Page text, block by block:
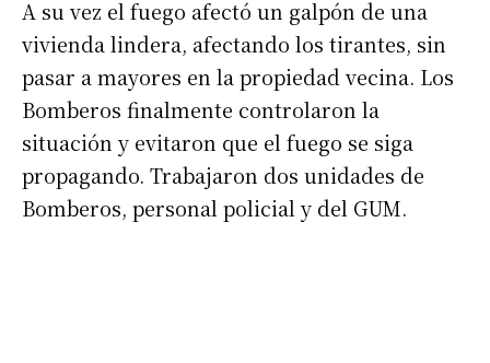
A su vez el fuego afectó un galpón de una
vivienda lindera, afectando los tirantes, sin
pasar a mayores en la propiedad vecina. Los
Bomberos finalmente controlaron la
situación y evitaron que el fuego se siga
propagando. Trabajaron dos unidades de
Bomberos, personal policial y del GUM.